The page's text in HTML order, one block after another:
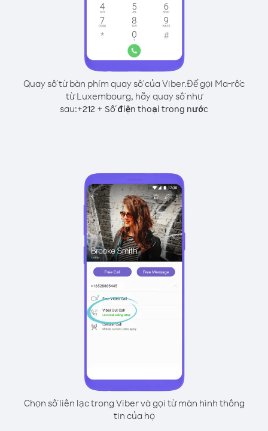
Quay số từ bàn phím quay số của Viber.Để gọi Ma-rốc
từ Luxembourg, hãy quay số như
sau:+212 + Số điện thoại trong nước
Chọn số liên lạc trong Viber và gọi từ màn hình thông
tin của họ